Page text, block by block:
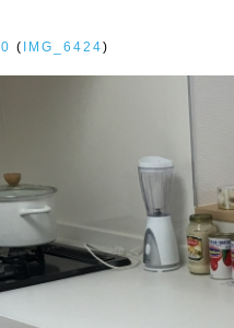
( IMG_6424)